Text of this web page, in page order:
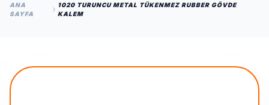
ANA
SAYFA
1020 TURUNCU METAL TÜKENMEZ RUBBER GÖVDE
KALEM